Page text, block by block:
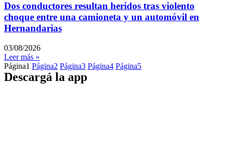
Dos conductores resultan heridos tras violento
choque entre una camioneta y un automóvil en
Hernandarias
03/08/2026
Leer más »
Página1 Página2 Página3 Página4 Página5
Descargá la app